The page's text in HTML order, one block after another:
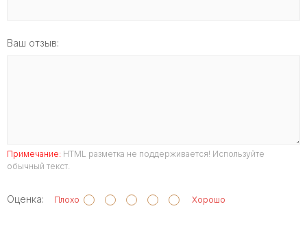
Ваш отзыв:
Примечание: HTML разметка не поддерживается! Используйте
обычный текст.
Оценка: Плохо Хорошо